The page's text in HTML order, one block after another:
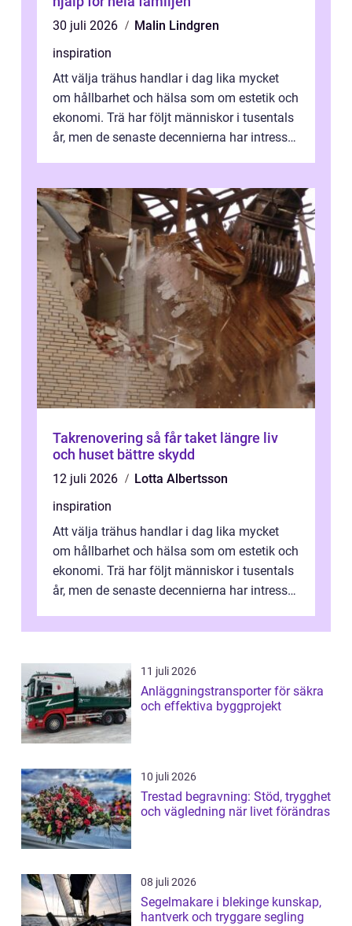
30 juli 2026
Malin Lindgren
inspiration
Att välja trähus handlar i dag lika mycket
om hållbarhet och hälsa som om estetik och
ekonomi. Trä har följt människor i tusentals
år, men de senaste decennierna har intresset
Takrenovering så får taket längre liv
och huset bättre skydd
12 juli 2026
Lotta Albertsson
inspiration
Att välja trähus handlar i dag lika mycket
om hållbarhet och hälsa som om estetik och
ekonomi. Trä har följt människor i tusentals
år, men de senaste decennierna har intresset
11 juli 2026
Anläggningstransporter för säkra
och effektiva byggprojekt
10 juli 2026
Trestad begravning: Stöd, trygghet
och vägledning när livet förändras
08 juli 2026
Segelmakare i blekinge kunskap,
hantverk och tryggare segling